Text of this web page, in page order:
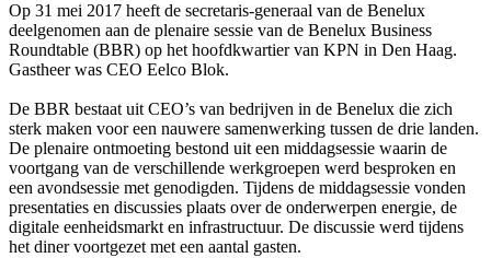
Op 31 mei 2017 heeft de secretaris-generaal van de Benelux
deelgenomen aan de plenaire sessie van de Benelux Business
Roundtable (BBR) op het hoofdkwartier van KPN in Den Haag.
Gastheer was CEO Eelco Blok.
De BBR bestaat uit CEO’s van bedrijven in de Benelux die zich
sterk maken voor een nauwere samenwerking tussen de drie landen.
De plenaire ontmoeting bestond uit een middagsessie waarin de
voortgang van de verschillende werkgroepen werd besproken en
een avondsessie met genodigden. Tijdens de middagsessie vonden
presentaties en discussies plaats over de onderwerpen energie, de
digitale eenheidsmarkt en infrastructuur. De discussie werd tijdens
het diner voortgezet met een aantal gasten.